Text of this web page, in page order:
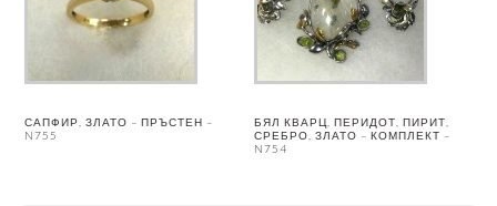
САПФИР, ЗЛАТО – ПРЪСТЕН –
N755
БЯЛ КВАРЦ, ПЕРИДОТ, ПИРИТ,
СРЕБРО, ЗЛАТО – КОМПЛЕКТ –
N754